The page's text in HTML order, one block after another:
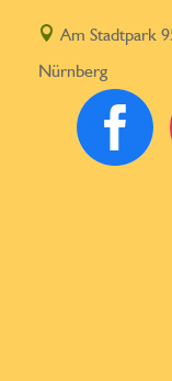
 Am Stadtpark
Nürnberg
